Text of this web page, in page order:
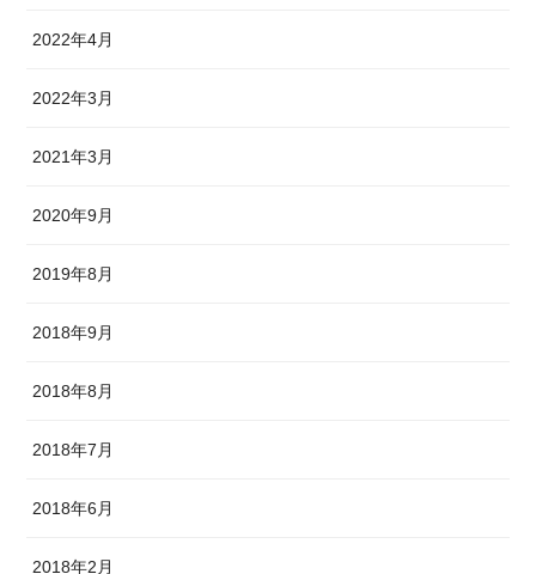
2022年4月
2022年3月
2021年3月
2020年9月
2019年8月
2018年9月
2018年8月
2018年7月
2018年6月
2018年2月